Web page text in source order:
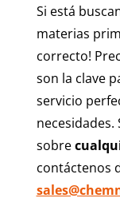
Si está
materias
correcto!
son la clave
servicio
sobre
contáctenos